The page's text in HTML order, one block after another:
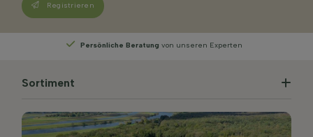
Registrieren
Persönliche Beratung von unseren Experten
Sortiment